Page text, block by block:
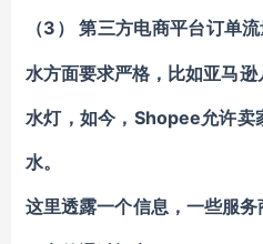
（3）第三方电商平台订单
水方面要求严格，比如亚马
水灯，如今，Shopee允许卖
水。
这里透露一个信息，一些服